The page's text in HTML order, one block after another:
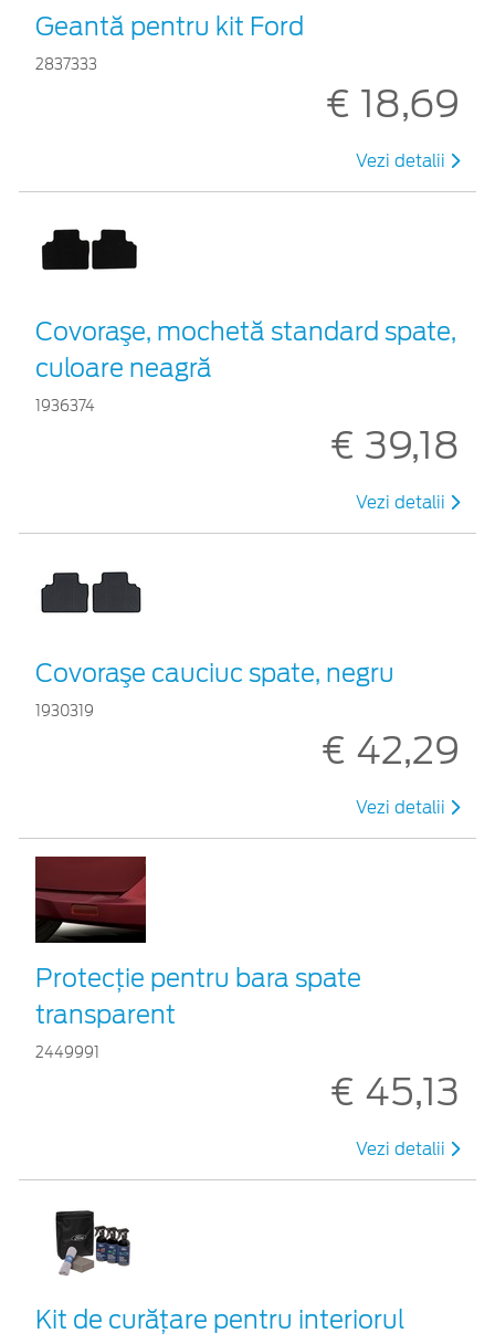
Geantă pentru kit Ford
2837333
€ 18,69
Vezi detalii
Covoraşe, mochetă standard spate,
culoare neagră
1936374
€ 39,18
Vezi detalii
Covoraşe cauciuc spate, negru
1930319
€ 42,29
Vezi detalii
Protecţie pentru bara spate
transparent
2449991
€ 45,13
Vezi detalii
Kit de curățare pentru interiorul